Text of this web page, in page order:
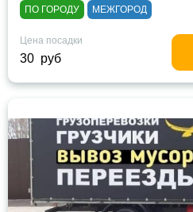
ПО ГОРОДУ МЕЖГОРОД
Цена посадки
30 руб